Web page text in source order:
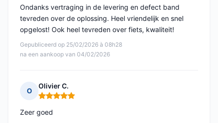
Gepubliceerd op 25/02/2026 à 08h28
na een aankoop van 04/02/2026
Ondanks vertraging in de levering en defect band
tevreden over de oplossing. Heel vriendelijk en snel
opgelost! Ook heel tevreden over fiets, kwaliteit!
O
Olivier C.
Opmerking: 5 van 5
Zeer goed